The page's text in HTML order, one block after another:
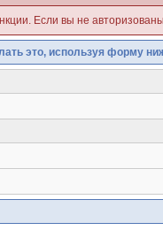
Если вы не
это, используя форму